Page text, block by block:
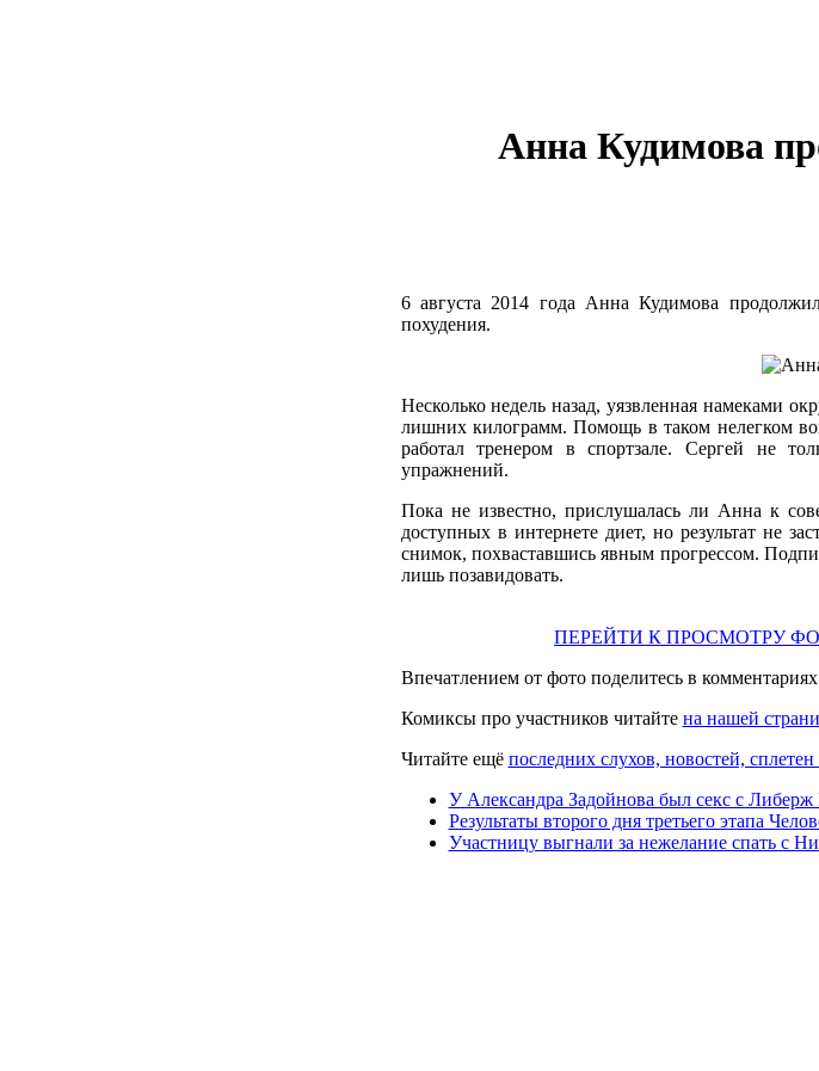
Анна Кудимова
6 августа 2014 года Анна Кудимова
похудения.
Несколько недель назад, уязвленная намеками
лишних килограмм. Помощь в таком нелегком
работал тренером в спортзале. Сергей не
упражнений.
Пока не известно, прислушалась ли Анна к
доступных в интернете диет, но результат не
снимок, похваставшись явным прогрессом.
лишь позавидовать.
ПЕРЕЙТИ К ПРОСМОТРУ
Впечатлением от фото поделитесь в
Комиксы про участников читайте на нашей
Читайте ещё последних слухов, новостей,
У Александра Задойнова был секс с
Результаты второго дня третьего этапа
Участницу выгнали за нежелание спать с